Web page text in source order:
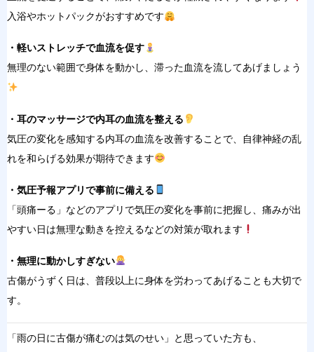
入浴やホットパックがおすすめです
・軽いストレッチで血流を促す
無理のない範囲で身体を動かし、滞った血流を流してあげましょう
・耳のマッサージで内耳の血流を整える
気圧の変化を感知する内耳の血流を改善するこ とで、自律神経の乱
れを和らげる効果が期待できます
・気圧予報アプリで事前に備える
「頭痛ーる」などのアプリで気圧の変化を事前に把握し、痛みが出
やすい日は無理な動きを控えるなどの対策が取れます
・無理に動かしすぎない
古傷がうずく 日は、普段以上に身体を労わってあげる ことも大切で
す。
「雨の日に古傷が痛むのは気のせい」と思っていた方も